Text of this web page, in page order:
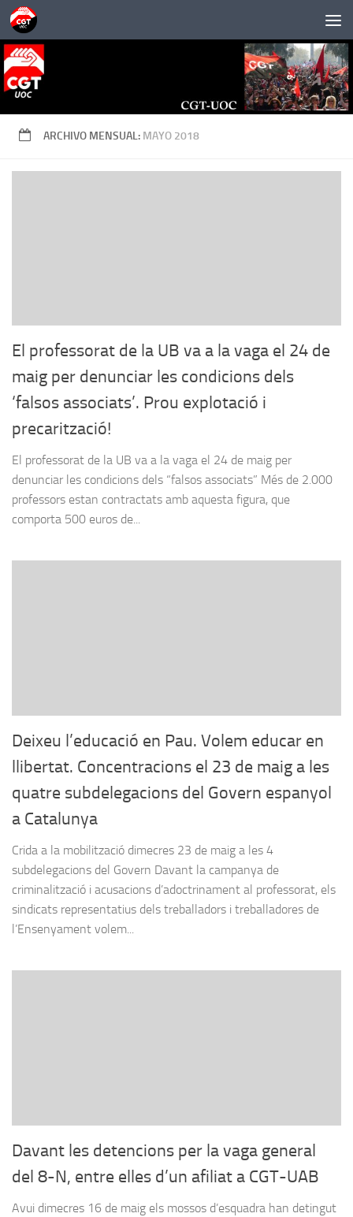
Saltar al contenido
ARCHIVO MENSUAL: MAYO 2018
El professorat de la UB va a la vaga el 24 de
maig per denunciar les condicions dels
‘falsos associats’. Prou explotació i
precarització!
El professorat de la UB va a la vaga el 24 de maig per
denunciar les condicions dels “falsos associats” Més de 2.000
professors estan contractats amb aquesta figura, que
comporta 500 euros de...
Deixeu l’educació en Pau. Volem educar en
llibertat. Concentracions el 23 de maig a les
quatre subdelegacions del Govern espanyol
a Catalunya
Crida a la mobilització dimecres 23 de maig a les 4
subdelegacions del Govern Davant la campanya de
criminalització i acusacions d’adoctrinament al professorat, els
sindicats representatius dels treballadors i treballadores de
l’Ensenyament volem...
Davant les detencions per la vaga general
del 8-N, entre elles d’un afiliat a CGT-UAB
Avui dimecres 16 de maig els mossos d’esquadra han detingut